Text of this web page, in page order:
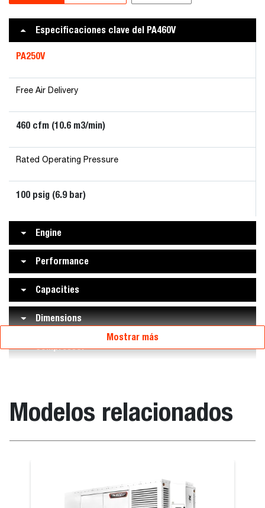
Especificaciones clave del PA460V
PA250V
Free Air Delivery
460 cfm (10.6 m3/min)
Rated Operating Pressure
100 psig (6.9 bar)
Engine
Performance
Capacities
Dimensions
Compressor
Mostrar más
Modelos relacionados